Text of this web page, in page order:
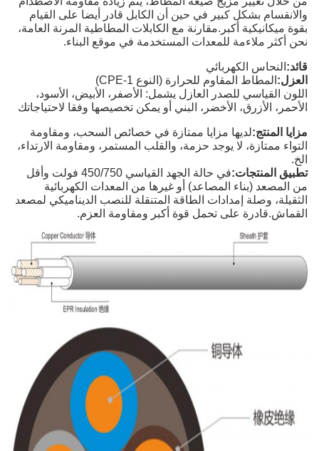
والانقسام بشكل كبير في حين أن الكابل قادر أيضا على القيام
بقوة ميكانيكية أكبر.مقارنة مع الكابلات المطاطية المرنة العامة،
نحن أكثر ملاءمة للمعدات المستخدمة في موقع البناء.
قائد:النحاس الكهربائي
العزل:المطاط المقاوم للحرارة (النوع CPE-1)
اللون القياسي للصدر العازل يشمل: الأصفر، الأبيض، الأسود،
الأحمر، الأزرق، الأخضر، البني أو يمكن تخصيصها وفقا لاحتياجاتك
مزايا المنتج:لديها مزايا ممتازة في خصائص السحب، ومقاومة
التواء ممتازة، لا يوجد حزمة، والقلب المستمر، ومقاومة الارتداء،
الخ.
تطبيق المنتجات:
في حالة الجهد القياسي 450/750 فولت وأقل
من المصعد (بناء المصاعد) أو غيرها من المعدات الكهربائية
الثقيلة، وصلة إمدادات الطاقة المتنقلة للنصب الديناميكي لمصعد
القماش.قادرة على تحمل قوة أكبر ومقاومة العزم.